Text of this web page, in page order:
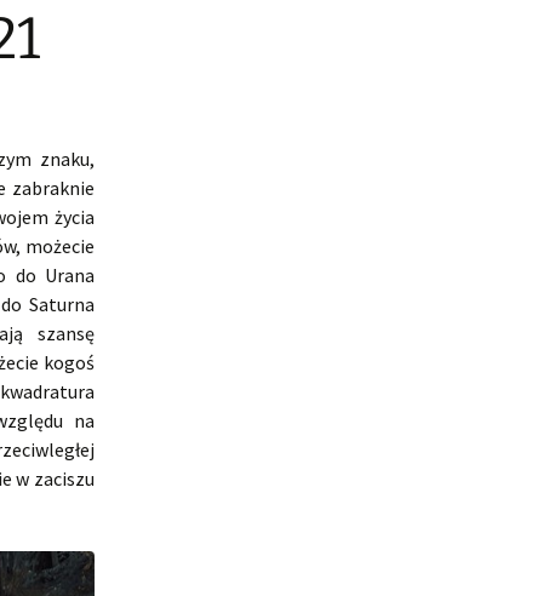
znaku,
zabraknie
życia
możecie
do Urana
Saturna
szansę
kogoś
na
w zaciszu